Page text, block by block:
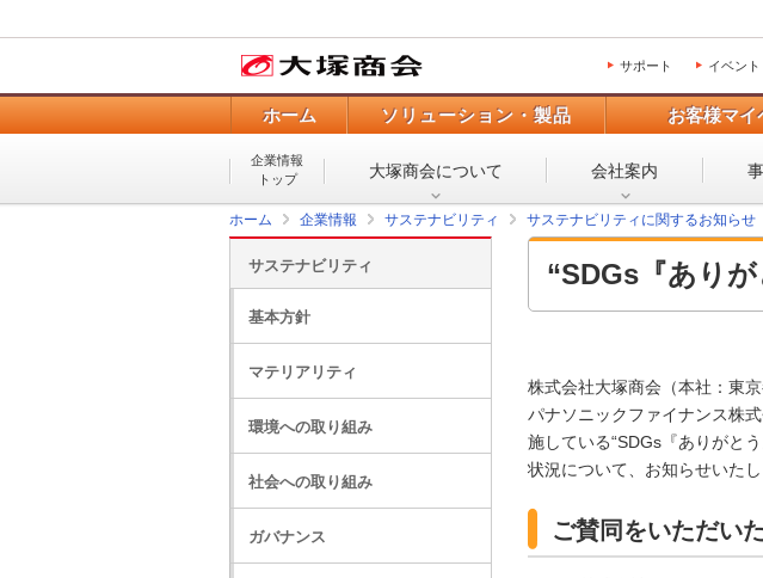
サポート イベン
ホーム ソリューション・製品 お客様マイ
企業情報
トップ
大塚商会について 会社案内
ホーム 企業情報 サステナビリティ サステナビリティに関するお知らせ
“SDGs『あり
株式会社大塚商会（本社：東
パナソニックファイナンス株
施している“SDGs『ありがと
状況について、お知らせいたし
ご賛同をいただい
サステナビリティ
基本方針
マテリアリティ
環境への取り組み
社会への取り組み
ガバナンス